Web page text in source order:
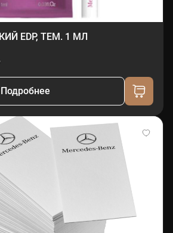
EDP, ТЕМ. 1 МЛ
Подробнее